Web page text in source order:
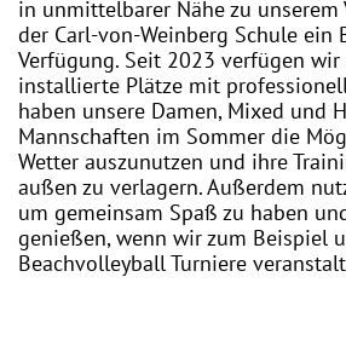
in unmittelbarer Nähe zu unserem
der Carl-von-Weinberg Schule ein
Verfügung. Seit 2023 verfügen
installierte Plätze mit
haben unsere Damen, Mixed und
Mannschaften im Sommer die
Wetter auszunutzen und ihre
außen zu verlagern. Außerdem
um gemeinsam Spaß zu haben
genießen, wenn wir zum Beispiel
Beachvolleyball Turniere